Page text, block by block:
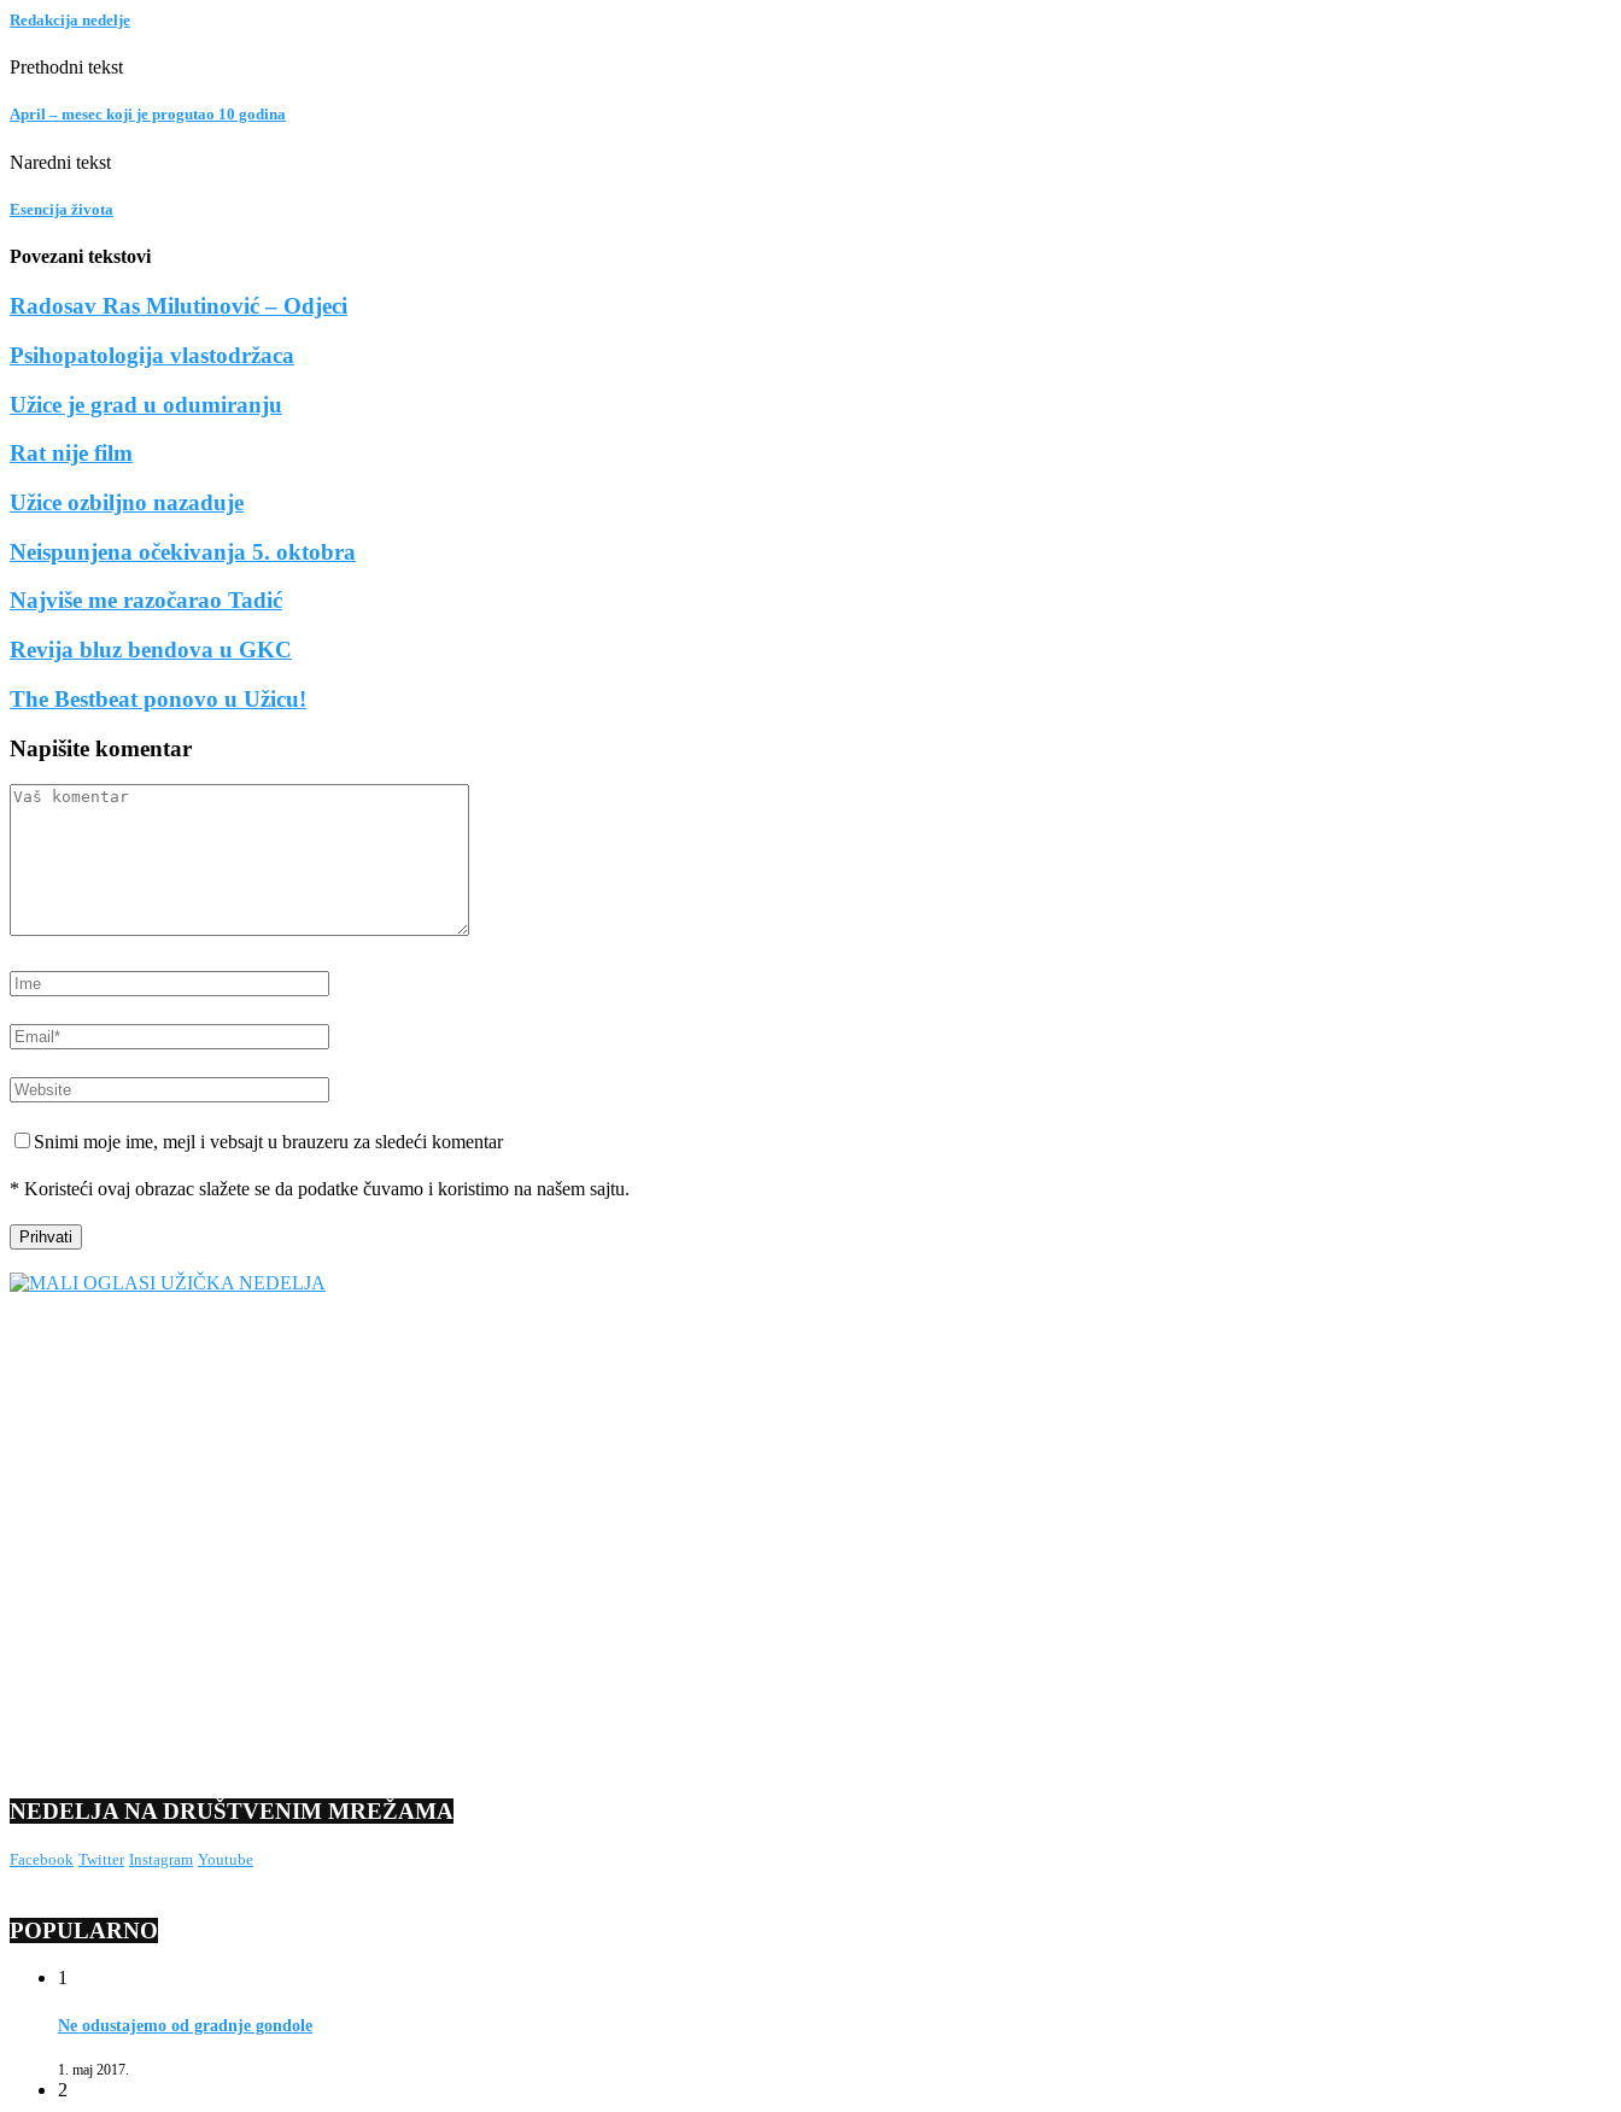
Redakcija nedelje
Prethodni tekst
April – mesec koji je progutao 10 godina
Naredni tekst
Esencija života
Povezani tekstovi
Radosav Ras Milutinović – Odjeci
Psihopatologija vlastodržaca
Užice je grad u odumiranju
Rat nije film
Užice ozbiljno nazaduje
Neispunjena očekivanja 5. oktobra
Najviše me razočarao Tadić
Revija bluz bendova u GKC
The Bestbeat ponovo u Užicu!
Napišite komentar
Snimi moje ime, mejl i vebsajt u brauzeru za sledeći komentar
* Koristeći ovaj obrazac slažete se da podatke čuvamo i koristimo na našem sajtu.
NEDELJA NA DRUŠTVENIM MREŽAMA
Facebook Twitter Instagram Youtube
POPULARNO
1
Ne odustajemo od gradnje gondole
1. maj 2017.
2